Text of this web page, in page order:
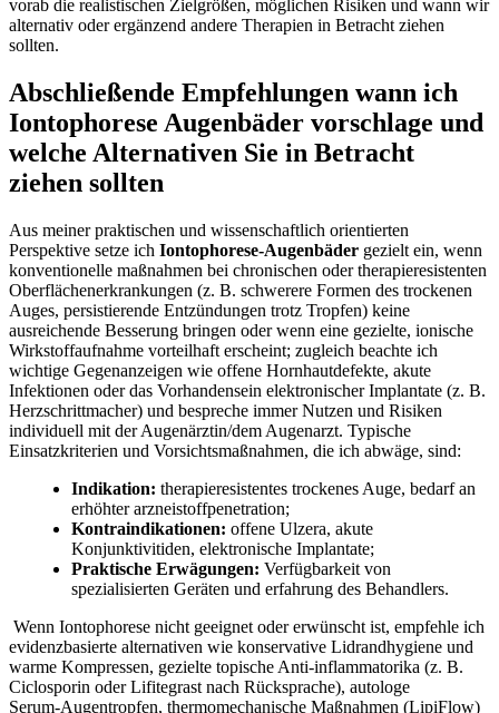
vorab die realistischen Zielgrößen, möglichen⁣ Risiken ⁣und ‍wann wir
alternativ oder ergänzend andere Therapien in Betracht ziehen
sollten.
Abschließende Empfehlungen wann ‌ich⁢
Iontophorese ​Augenbäder vorschlage und
‍welche Alternativen Sie in ⁤Betracht​
ziehen ‌sollten
Aus meiner praktischen und wissenschaftlich orientierten‌
Perspektive setze ich Iontophorese‑Augenbäder ‍gezielt ein, ⁣wenn
konventionelle maßnahmen bei chronischen⁣ oder ⁤therapieresistenten
Oberflächenerkrankungen ‌(z. B. schwerere Formen des trockenen
Auges, persistierende Entzündungen trotz Tropfen) keine
ausreichende ‌Besserung‌ bringen oder wenn eine​ gezielte, ⁢ionische
Wirkstoffaufnahme vorteilhaft erscheint; zugleich⁢ beachte ‍ich
wichtige Gegenanzeigen wie offene ⁤Hornhautdefekte, akute
Infektionen⁤ oder ‌das Vorhandensein elektronischer‌ Implantate ‍(z. B.
Herzschrittmacher) und bespreche immer Nutzen und Risiken
individuell mit der Augenärztin/dem Augenarzt. Typische
Einsatzkriterien und Vorsichtsmaßnahmen, die ich abwäge, sind:
Indikation: therapieresistentes trockenes Auge, ​bedarf‍ an
erhöhter ⁤arzneistoffpenetration;
Kontraindikationen: ⁣offene Ulzera, akute
Konjunktivitiden, elektronische Implantate;
Praktische‌ Erwägungen: Verfügbarkeit von
spezialisierten Geräten und erfahrung ‌des Behandlers.
⁣ Wenn Iontophorese nicht geeignet oder erwünscht ist, empfehle ich
evidenzbasierte alternativen wie konservative Lidrandhygiene und
warme ​Kompressen, gezielte topische Anti‑inflammatorika (z.​ B.
Ciclosporin oder ​Lifitegrast nach‌ Rücksprache), autologe
Serum‑Augentropfen, thermomechanische Maßnahmen (LipiFlow)